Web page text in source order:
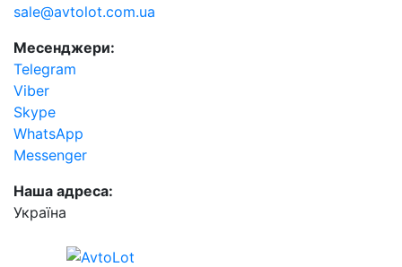
sale@avtolot.com.ua
Месенджери:
Telegram
Viber
Skype
WhatsApp
Messenger
Наша адреса:
Українa